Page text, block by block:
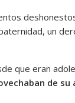
un
que eran
de su